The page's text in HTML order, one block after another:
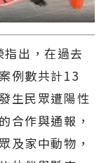
出，在過去
例數共計13
生民眾遭陽性
合作與通報，
及家中動物，